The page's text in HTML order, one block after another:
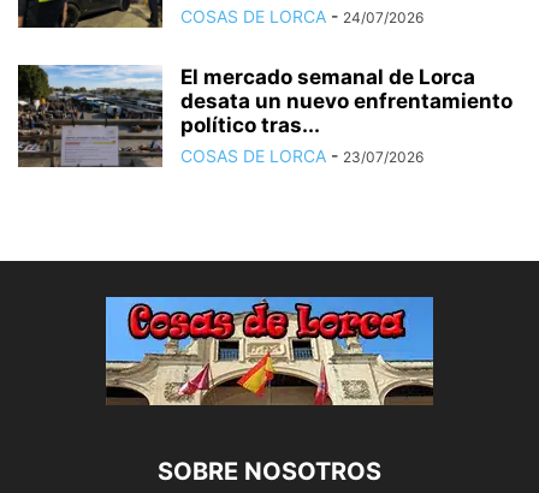
COSAS DE LORCA - 24/07/2026
El mercado semanal de Lorca
desata un nuevo enfrentamiento
político tras...
COSAS DE LORCA - 23/07/2026
SOBRE NOSOTROS